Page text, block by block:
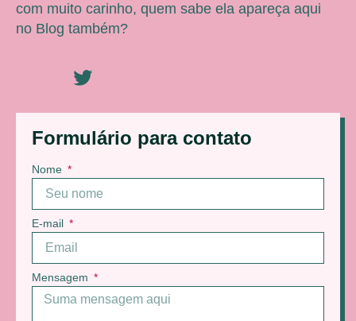
Formulário para contato
Nome
E-mail
Mensagem
com muito carinho, quem sabe ela apareça aqui
no Blog também?